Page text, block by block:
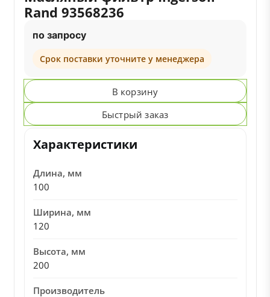
Rand 93568236
по запросу
Срок поставки уточните у менеджера
В корзину
Быстрый заказ
Характеристики
Длина, мм
100
Ширина, мм
120
Высота, мм
200
Производитель